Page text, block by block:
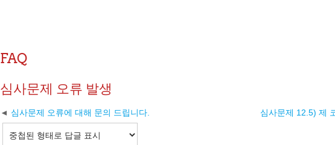
FAQ
심사문제 오류 발생
심사문제 오류에 대해 문의 드립니다. 심사문제 12.5) 제